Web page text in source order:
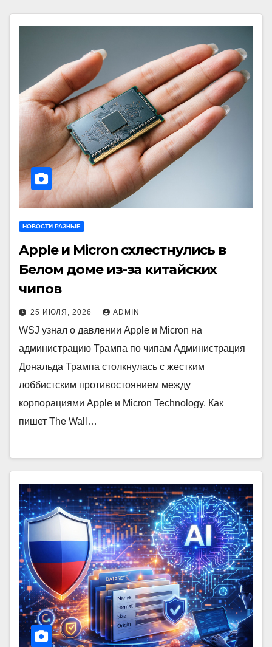
НОВОСТИ РАЗНЫЕ
Apple и Micron схлестнулись в
Белом доме из-за китайских
чипов
25 ИЮЛЯ, 2026 ADMIN
WSJ узнал о давлении Apple и Micron на
администрацию Трампа по чипам Администрация
Дональда Трампа столкнулась с жестким
лоббистским противостоянием между
корпорациями Apple и Micron Technology. Как
пишет The Wall…